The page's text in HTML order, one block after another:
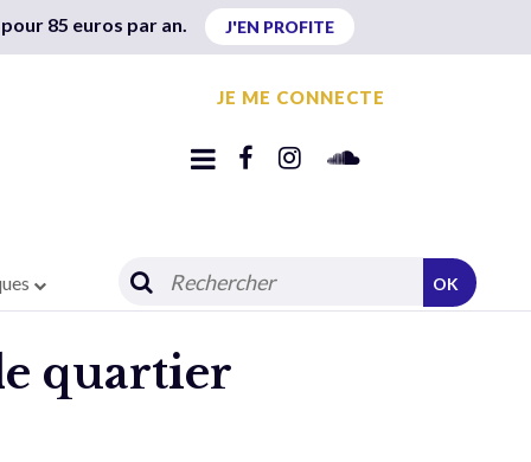
85 euros par an. J'EN PROFITE
JE ME CONNECTE
OK
quartier